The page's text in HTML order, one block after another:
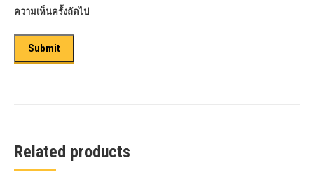
ความเห็นครั้งถัดไป
Related products